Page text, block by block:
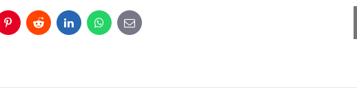
Pinterest
RedditLinkedInWhatsApp
E-
mail